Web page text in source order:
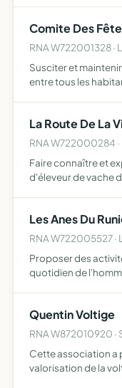
Comite Des
RNA W722001328 ·
Susciter et
entre tous les
La Route De La
RNA W722000284
Faire connaître et
d'éleveur de vache
Aignan
Les Anes Du
RNA W722005527 ·
Proposer des
quotidien de
Quentin Voltige
RNA W872010920 ·
Cette association a
valorisation de la